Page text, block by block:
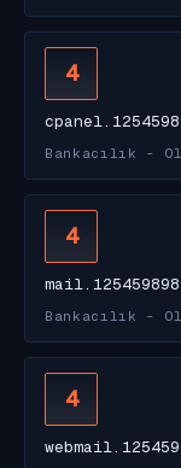
4
Bankacılık -
4
Bankacılık -
4